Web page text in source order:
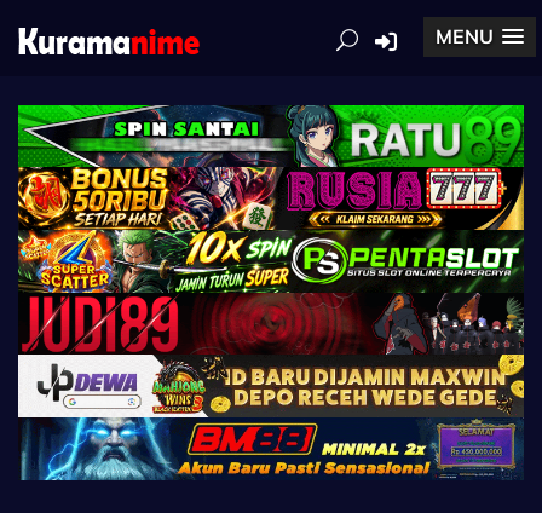
MENU